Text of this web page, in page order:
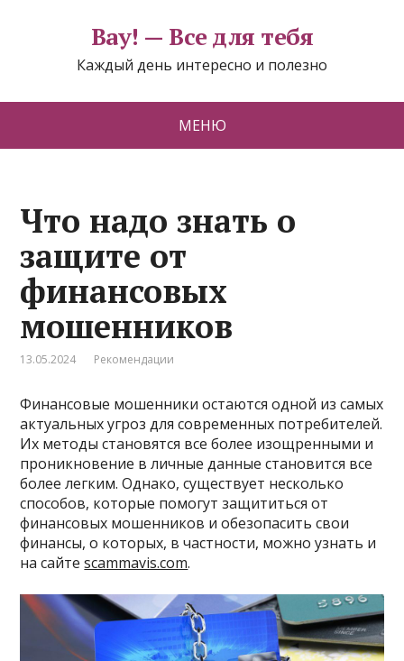
Вау! — Все для тебя
Каждый день интересно и полезно
МЕНЮ
Что надо знать о
защите от
финансовых
мошенников
13.05.2024 Рекомендации
Финансовые мошенники остаются одной из самых
актуальных угроз для современных потребителей.
Их методы становятся все более изощренными и
проникновение в личные данные становится все
более легким. Однако, существует несколько
способов, которые помогут защититься от
финансовых мошенников и обезопасить свои
финансы, о которых, в частности, можно узнать и
на сайтеscammavis.com.